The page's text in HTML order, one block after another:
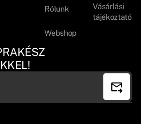
Rólunk
Webshop
Vásárlási
tájékoztató